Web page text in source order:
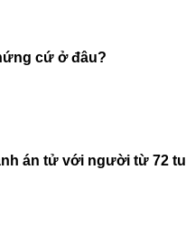
cứ ở đâu?
án tử với người từ 72